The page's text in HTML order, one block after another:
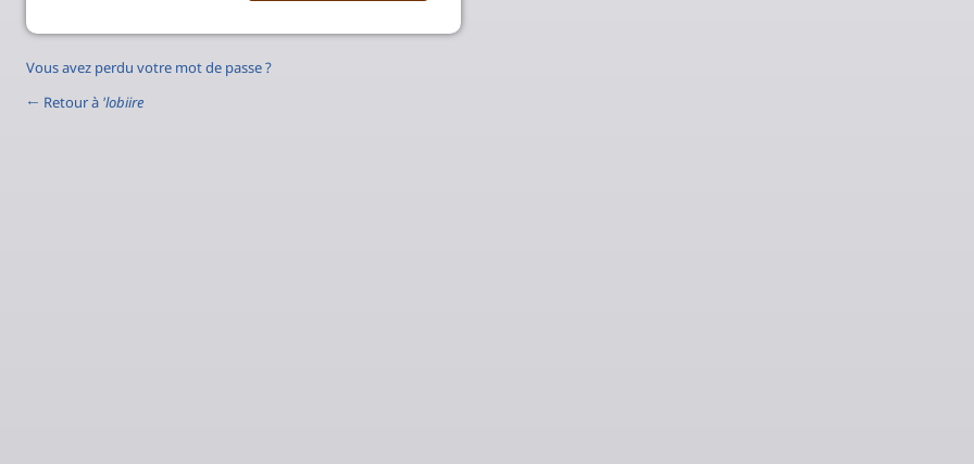
Vous avez perdu votre mot de passe ?
← Retour à 'lobiire